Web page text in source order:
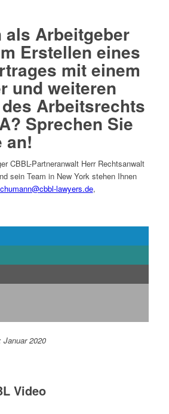
als Arbeitgeber
Erstellen eines
mit einem
und weiteren
Arbeitsrechts
Sprechen Sie
an!
CBBL-Partneranwalt Herr Rechtsanwalt
sein Team in New York stehen Ihnen
lawyers.de,
Januar 2020
Video